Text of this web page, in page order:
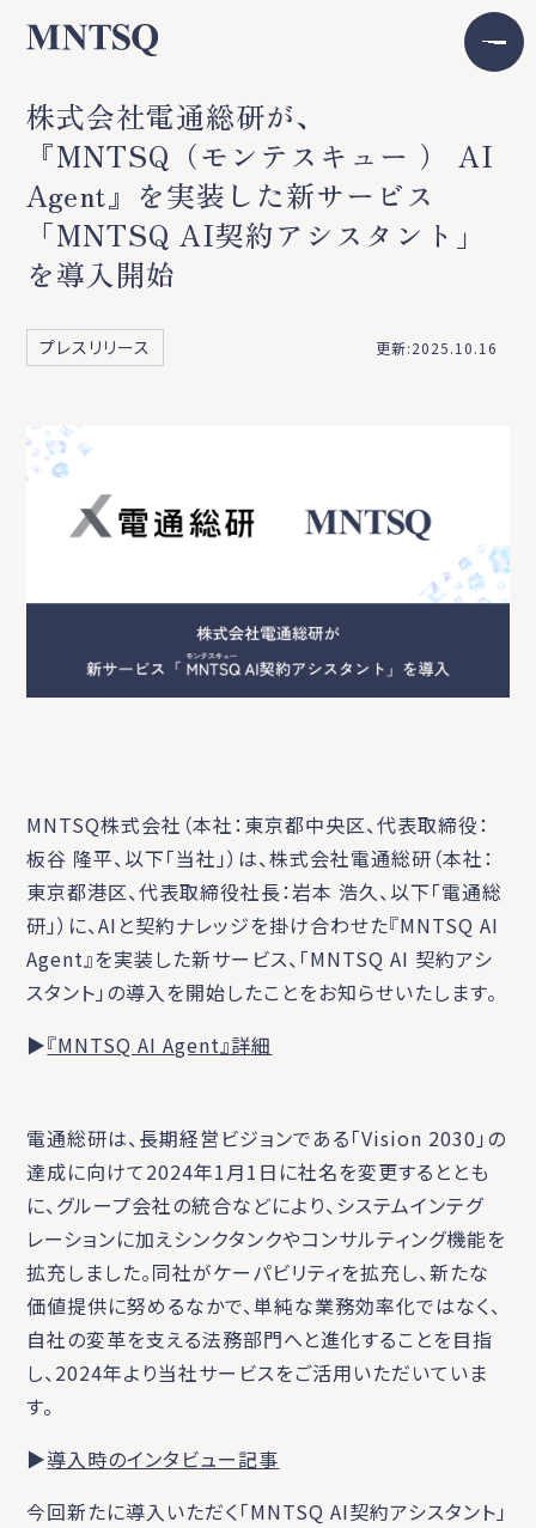
株式会社電通総研が、
『MNTSQ（モンテスキュー ） AI
Agent』を実装した新サービス
「MNTSQ AI契約アシスタント」
を導入開始
プレスリリース 更新:2025.10.16
MNTSQ株式会社（本社：東京都中央区、代表取締役：
板谷 隆平、以下「当社」）は、株式会社電通総研（本社：
東京都港区、代表取締役社長：岩本 浩久、以下「電通総
研」）に、AIと契約ナレッジを掛け合わせた『MNTSQ AI
Agent』を実装した新サービス、「MNTSQ AI 契約アシ
スタント」の導入を開始したことをお知らせいたします。
▶『MNTSQ AI Agent』詳細
電通総研は、長期経営ビジョンである「Vision 2030」の
達成に向けて2024年1月1日に社名を変更するととも
に、グループ会社の統合などにより、システムインテグ
レーションに加えシンクタンクやコンサルティング機能を
拡充しました。同社がケーパビリティを拡充し、新たな
価値提供に努めるなかで、単純な業務効率化ではなく、
自社の変革を支える法務部門へと進化することを目指
し、2024年より当社サービスをご活用いただいていま
す。
▶導入時のインタビュー記事
今回新たに導入いただく「MNTSQ AI契約アシスタント」